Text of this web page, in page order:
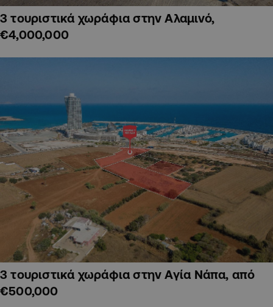
3 τουριστικά χωράφια στην Αλαμινό,
€4,000,000
3 τουριστικά χωράφια στην Αγία Νάπα, από
€500,000